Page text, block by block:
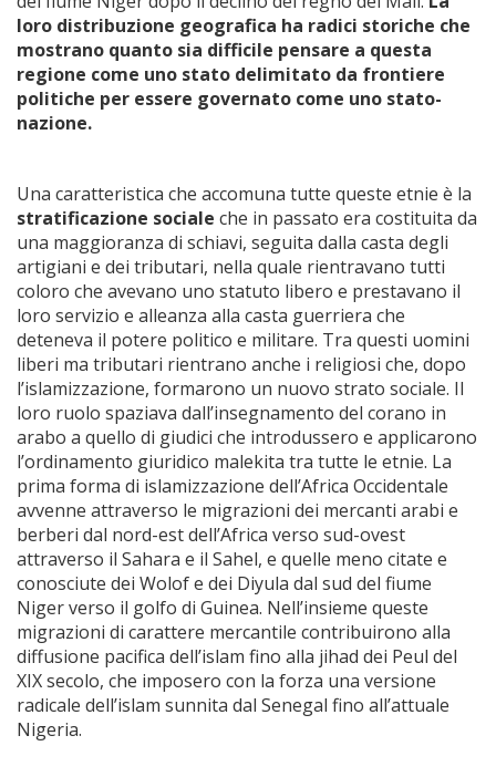
loro distribuzione geografica ha radici storiche che
mostrano quanto sia difficile pensare a questa
regione come uno stato delimitato da frontiere
politiche per essere governato come uno stato-
nazione.
Una caratteristica che accomuna tutte queste etnie è la
stratificazione sociale che in passato era costituita da
una maggioranza di schiavi, seguita dalla casta degli
artigiani e dei tributari, nella quale rientravano tutti
coloro che avevano uno statuto libero e prestavano il
loro servizio e alleanza alla casta guerriera che
deteneva il potere politico e militare. Tra questi uomini
liberi ma tributari rientrano anche i religiosi che, dopo
l’islamizzazione, formarono un nuovo strato sociale. Il
loro ruolo spaziava dall’insegnamento del corano in
arabo a quello di giudici che introdussero e applicarono
l’ordinamento giuridico malekita tra tutte le etnie. La
prima forma di islamizzazione dell’Africa Occidentale
avvenne attraverso le migrazioni dei mercanti arabi e
berberi dal nord-est dell’Africa verso sud-ovest
attraverso il Sahara e il Sahel, e quelle meno citate e
conosciute dei Wolof e dei Diyula dal sud del fiume
Niger verso il golfo di Guinea. Nell’insieme queste
migrazioni di carattere mercantile contribuirono alla
diffusione pacifica dell’islam fino alla jihad dei Peul del
XIX secolo, che imposero con la forza una versione
radicale dell’islam sunnita dal Senegal fino all’attuale
Nigeria.